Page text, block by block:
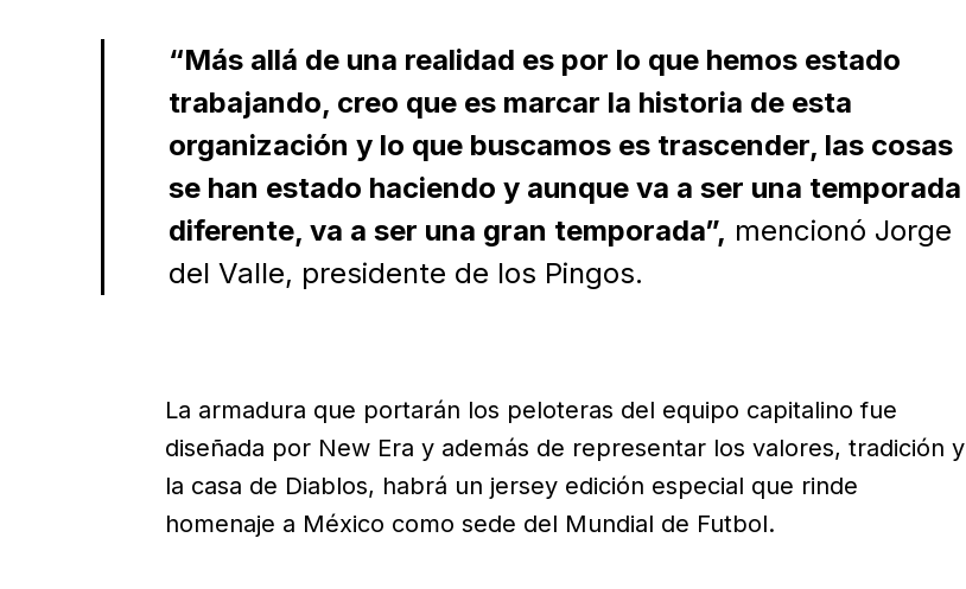
“Más allá de una realidad es por lo que hemos estado
trabajando, creo que es marcar la historia de esta
organización y lo que buscamos es trascender, las cosas
se han estado haciendo y aunque va a ser una temporada
diferente, va a ser una gran temporada”, mencionó Jorge
del Valle, presidente de los Pingos.
La armadura que portarán los peloteras del equipo capitalino fue
diseñada por New Era y además de representar los valores, tradición y
la casa de Diablos, habrá un jersey edición especial que rinde
homenaje a México como sede del Mundial de Futbol.